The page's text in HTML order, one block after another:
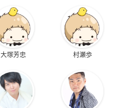
大塚芳忠 村瀬歩